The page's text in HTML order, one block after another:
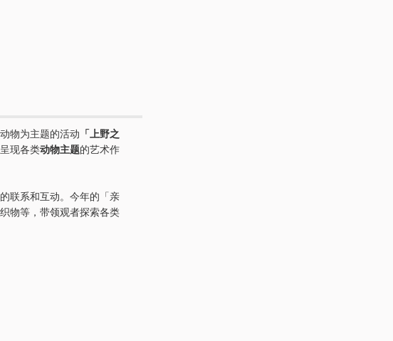
物为主题的活动 「上野之
现各类动物主题的艺术作
联系和互动。今年的「亲
物等，带领观者探索各类